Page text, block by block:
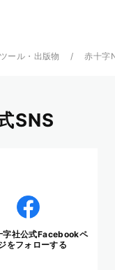
ール・出版物 赤十字
SNS
字社公式Facebookペ
をフォローする